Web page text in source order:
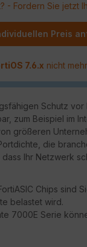
- Fordern Sie jetzt
Preis
7.6.x nicht
Schutz
zum Beispiel im
größeren
die
Ihr Netzwerk
Chips sind
belastet wird.
7000E Serie